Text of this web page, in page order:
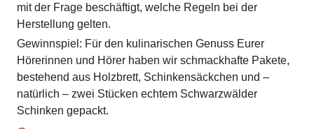
mit der Frage beschäftigt, welche Regeln bei der
Herstellung gelten.
Gewinnspiel: Für den kulinarischen Genuss Eurer
Hörerinnen und Hörer haben wir schmackhafte Pakete,
bestehend aus Holzbrett, Schinkensäckchen und –
natürlich – zwei Stücken echtem Schwarzwälder
Schinken gepackt.